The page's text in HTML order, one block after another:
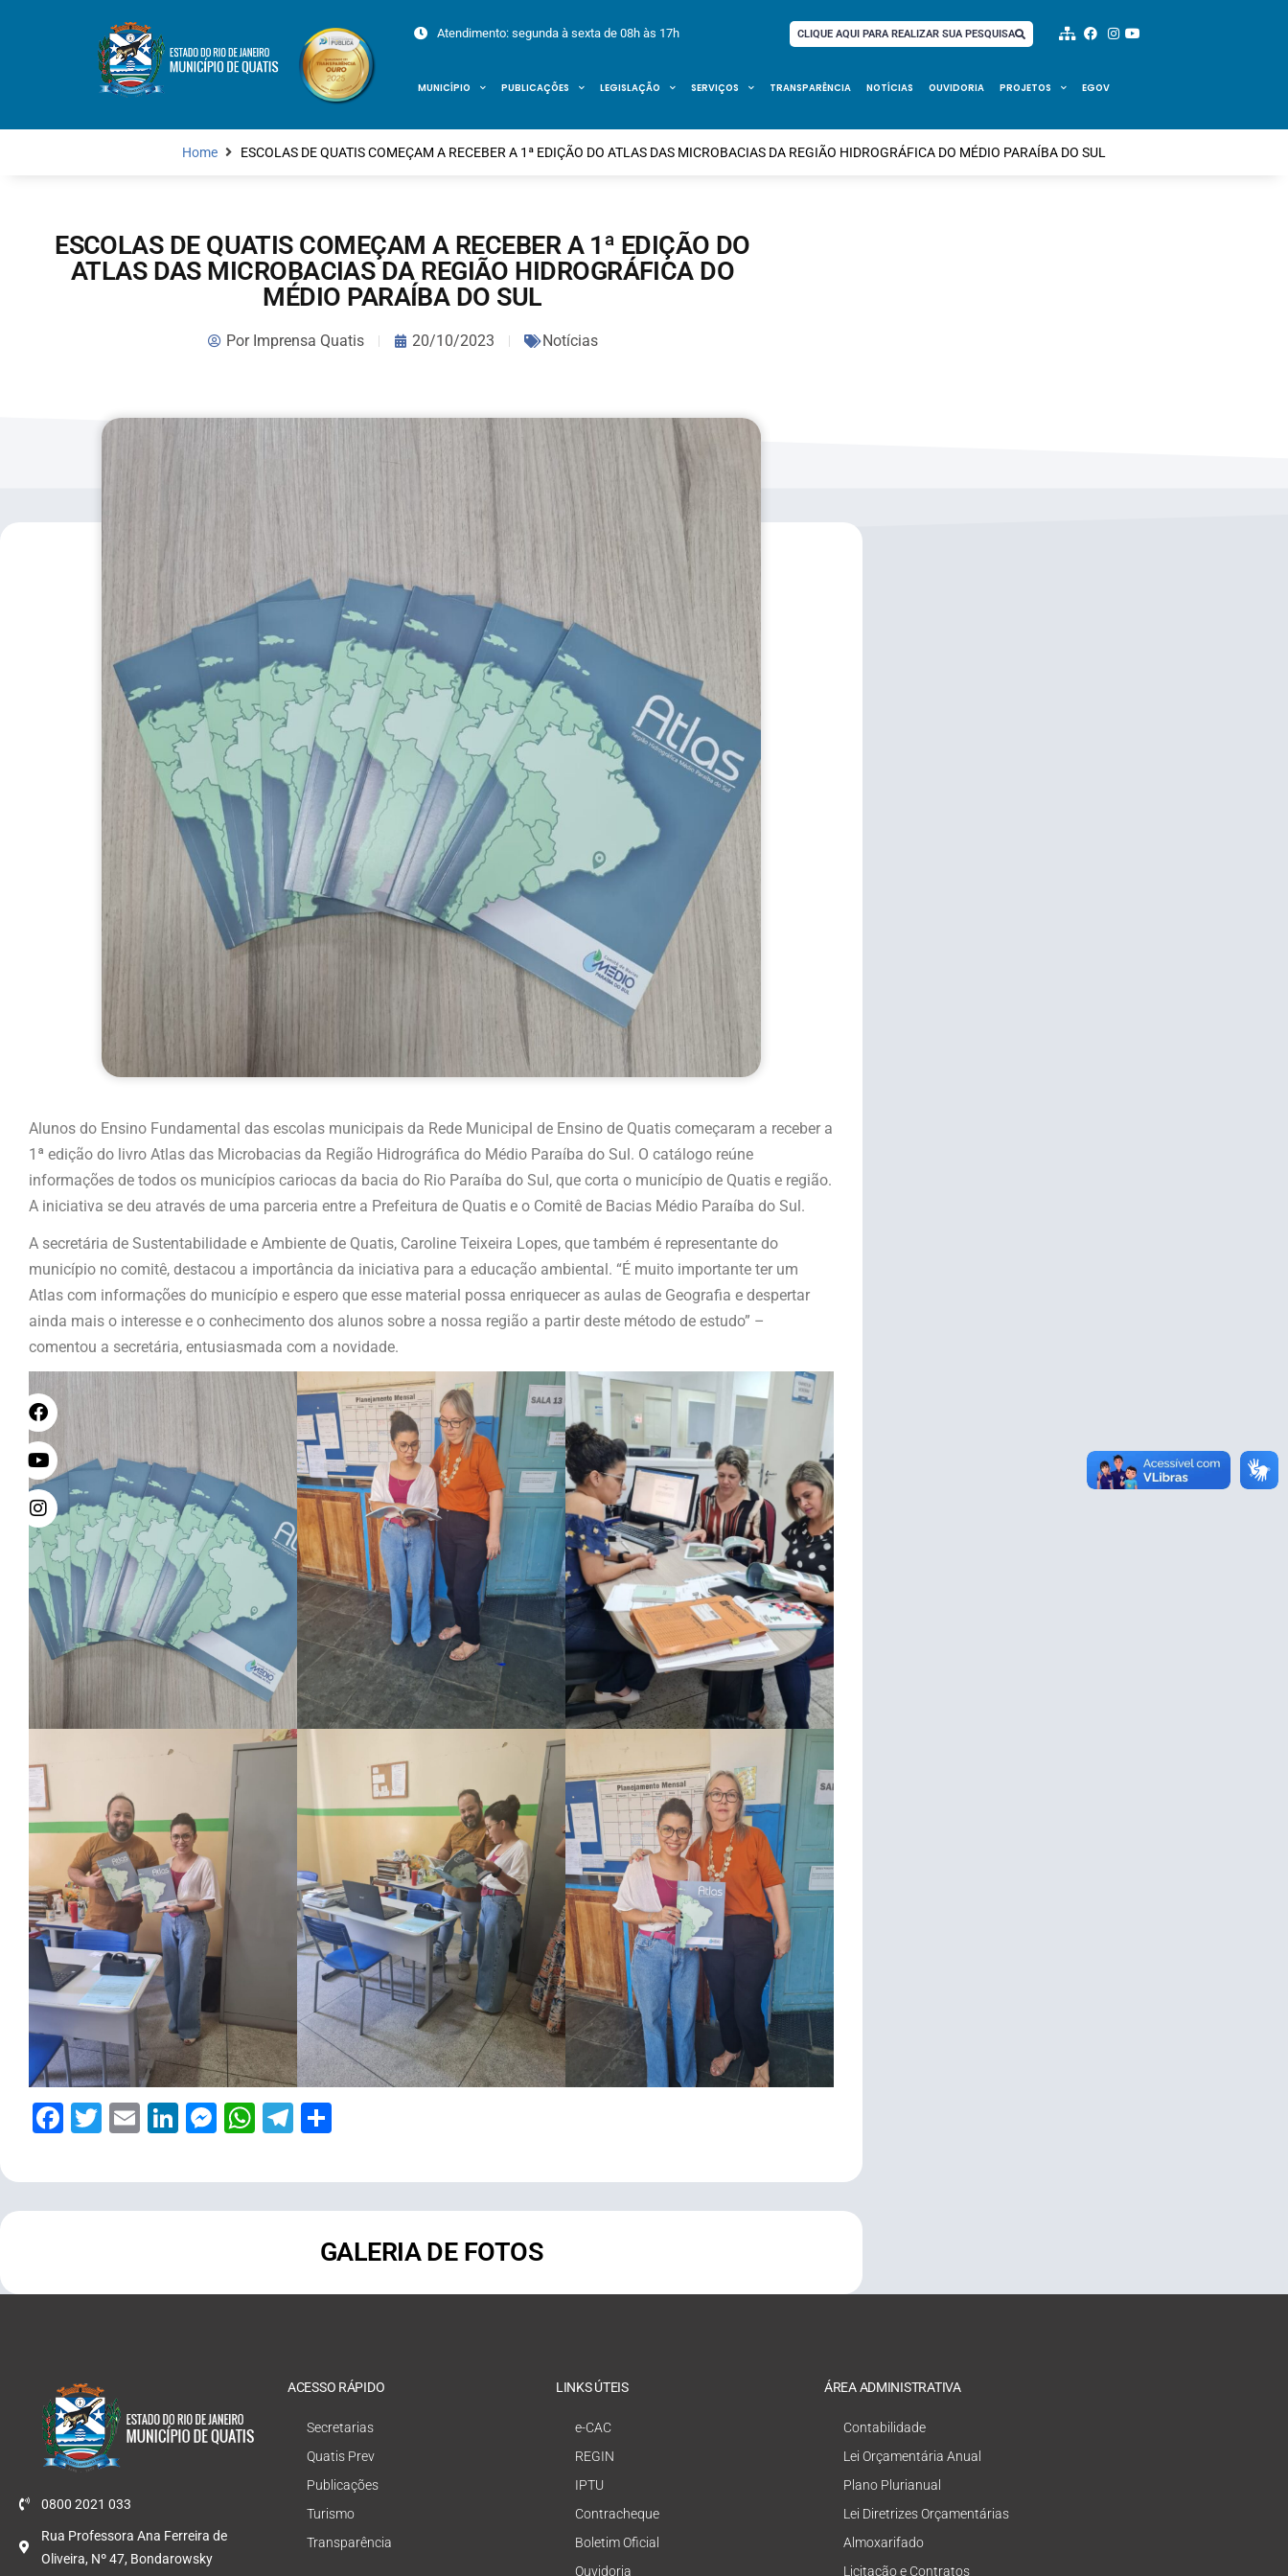
Atendimento: segunda à sexta de 08h às 17h CLIQUE AQUI PARA REALIZAR SUA PESQUISA
MUNICÍPIO PUBLICAÇÕES LEGISLAÇÃO SERVIÇOS TRANSPARÊNCIA NOTÍCIAS OUVIDORIA PROJETOS EGOV
Home ESCOLAS DE QUATIS COMEÇAM A RECEBER A 1ª EDIÇÃO DO ATLAS DAS MICROBACIAS DA REGIÃO HIDROGRÁFICA DO MÉDIO PARAÍBA DO SUL
ESCOLAS DE QUATIS COMEÇAM A RECEBER A 1ª EDIÇÃO DO
ATLAS DAS MICROBACIAS DA REGIÃO HIDROGRÁFICA DO
MÉDIO PARAÍBA DO SUL
PorImprensa Quatis 20/10/2023 Notícias
Alunos do Ensino Fundamental das escolas municipais da Rede Municipal de Ensino de Quatis começaram a receber a
1ª edição do livro Atlas das Microbacias da Região Hidrográfica do Médio Paraíba do Sul. O catálogo reúne
informações de todos os municípios cariocas da bacia do Rio Paraíba do Sul, que corta o município de Quatis e região.
A iniciativa se deu através de uma parceria entre a Prefeitura de Quatis e o Comitê de Bacias Médio Paraíba do Sul.
A secretária de Sustentabilidade e Ambiente de Quatis, Caroline Teixeira Lopes, que também é representante do
município no comitê, destacou a importância da iniciativa para a educação ambiental. “É muito importante ter um
Atlas com informações do município e espero que esse material possa enriquecer as aulas de Geografia e despertar
ainda mais o interesse e o conhecimento dos alunos sobre a nossa região a partir deste método de estudo” –
comentou a secretária, entusiasmada com a novidade.
Facebook
Twitter
EmailLinkedIn
Messenger
WhatsApp
Telegram
GALERIA DE FOTOS
0800 2021 033
Rua Professora Ana Ferreira de
Oliveira, Nº 47, Bondarowsky
ACESSO RÁPIDO
Secretarias
Quatis Prev
Publicações
Turismo
Transparência
LINKS ÚTEIS
e-CAC
REGIN
IPTU
Contracheque
Boletim Oficial
Ouvidoria
ÁREA ADMINISTRATIVA
Contabilidade
Lei Orçamentária Anual
Plano Plurianual
Lei Diretrizes Orçamentárias
Almoxarifado
Licitação e Contratos